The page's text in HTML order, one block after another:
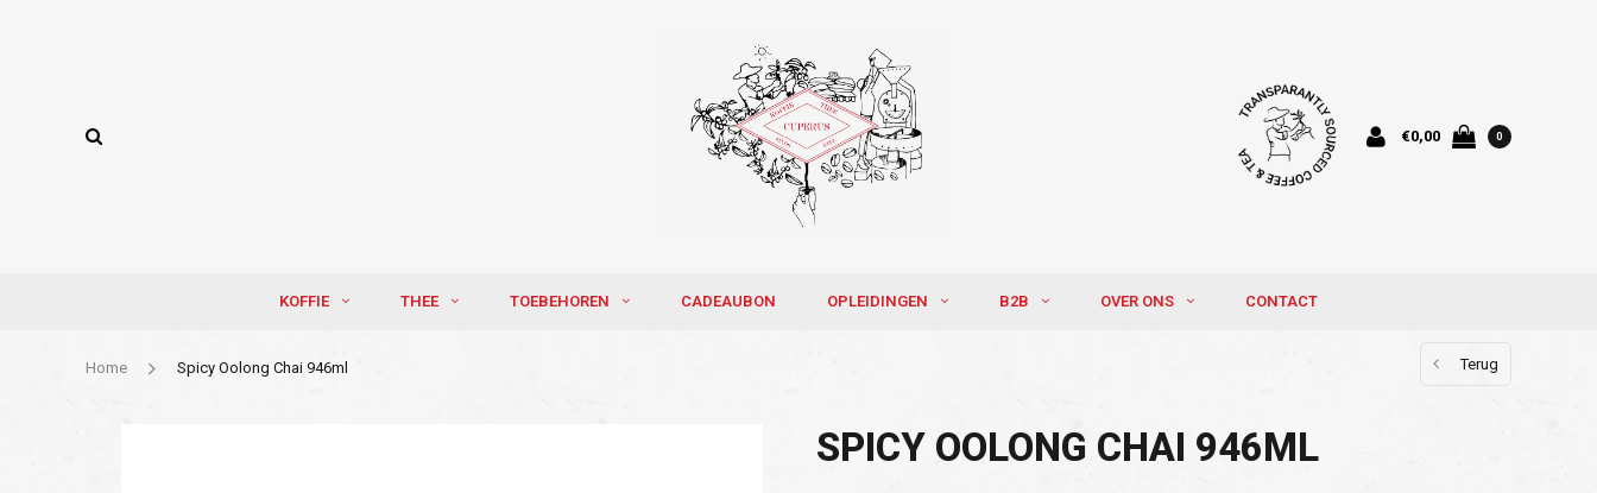
€0,00 0
KOFFIE THEE TOEBEHOREN CADEAUBON OPLEIDINGEN B2B OVER ONS CONTACT
Home Spicy Oolong Chai 946ml Terug
SPICY OOLONG CHAI 946ML